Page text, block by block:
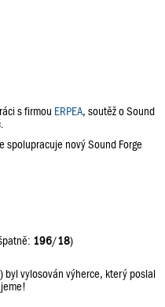
s firmou ERPEA, soutěž o Sound
spolupracuje nový Sound Forge
196/18)
byl vylosován výherce, který poslal